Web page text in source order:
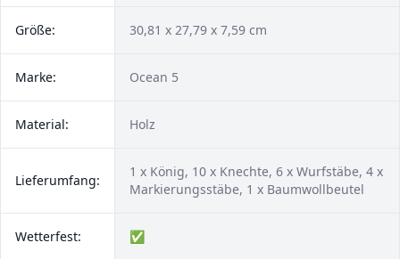
Größe: 30,81 x 27,79 x 7,59 cm
Marke: Ocean 5
Material: Holz
Lieferumfang:
1 x König, 10 x Knechte, 6 x Wurfstäbe, 4 x
Markierungsstäbe, 1 x Baumwollbeutel
Wetterfest: ✅